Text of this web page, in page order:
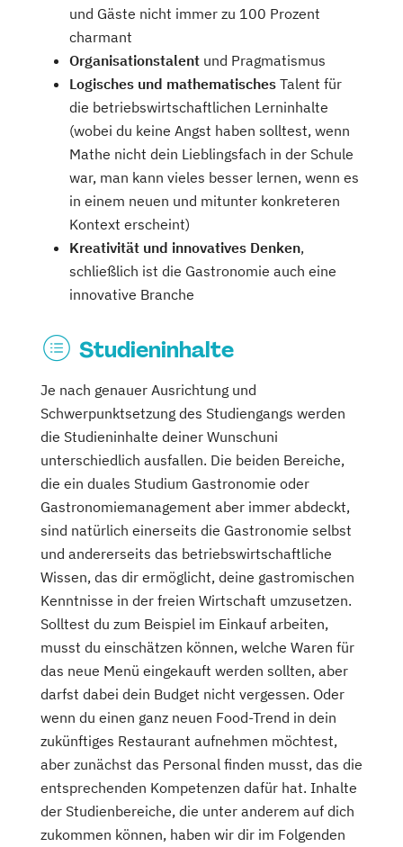
und Gäste nicht immer zu 100 Prozent
charmant
Organisationstalent und Pragmatismus
Logisches und mathematisches Talent für
die betriebswirtschaftlichen Lerninhalte
(wobei du keine Angst haben solltest, wenn
Mathe nicht dein Lieblingsfach in der Schule
war, man kann vieles besser lernen, wenn es
in einem neuen und mitunter konkreteren
Kontext erscheint)
Kreativität und innovatives Denken,
schließlich ist die Gastronomie auch eine
innovative Branche
Studieninhalte
Je nach genauer Ausrichtung und
Schwerpunktsetzung des Studiengangs werden
die Studieninhalte deiner Wunschuni
unterschiedlich ausfallen. Die beiden Bereiche,
die ein duales Studium Gastronomie oder
Gastronomiemanagement aber immer abdeckt,
sind natürlich einerseits die Gastronomie selbst
und andererseits das betriebswirtschaftliche
Wissen, das dir ermöglicht, deine gastromischen
Kenntnisse in der freien Wirtschaft umzusetzen.
Solltest du zum Beispiel im Einkauf arbeiten,
musst du einschätzen können, welche Waren für
das neue Menü eingekauft werden sollten, aber
darfst dabei dein Budget nicht vergessen. Oder
wenn du einen ganz neuen Food-Trend in dein
zukünftiges Restaurant aufnehmen möchtest,
aber zunächst das Personal finden musst, das die
entsprechenden Kompetenzen dafür hat. Inhalte
der Studienbereiche, die unter anderem auf dich
zukommen können, haben wir dir im Folgenden